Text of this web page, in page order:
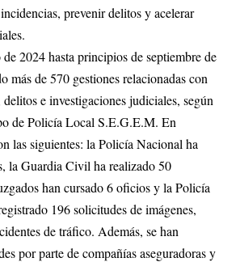
prevenir delitos y acelerar
2024 hasta principios de septiembre de
más de 570 gestiones relacionadas con
e investigaciones judiciales, según
de Policía Local S.E.G.E.M. En
las siguientes: la Policía Nacional ha
la Guardia Civil ha realizado 50
han cursado 6 oficios y la Policía
196 solicitudes de imágenes,
de tráfico. Además, se han
por parte de compañías aseguradoras y